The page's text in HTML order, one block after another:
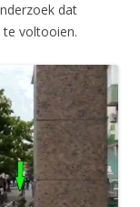
dat
voltooien.